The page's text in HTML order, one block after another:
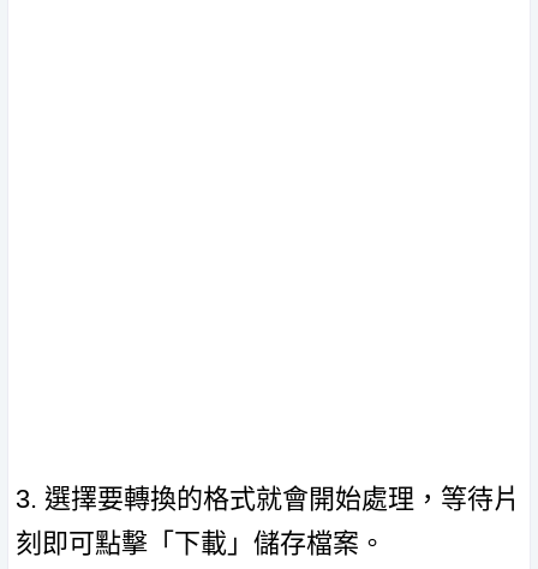
3. 選擇要轉換的格式就會開始處理，等待片
刻即可點擊「下載」儲存檔案。